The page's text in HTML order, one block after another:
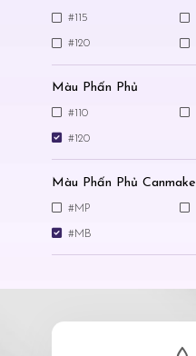
#115
#120
Màu Phấn Phủ
#110
#120
Màu Phấn Phủ Canmake
#MP
#MB